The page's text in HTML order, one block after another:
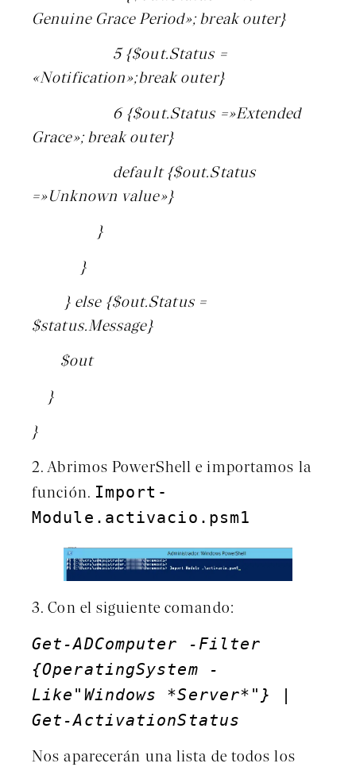
Genuine Grace Period»; break outer}
5 {$out.Status =
«Notification»;break outer}
6 {$out.Status =»Extended
Grace»; break outer}
default {$out.Status
=»Unknown value»}
}
}
} else {$out.Status =
$status.Message}
$out
}
}
2. Abrimos PowerShell e importamos la
función. Import-
Module.activacio.psm1
3. Con el siguiente comando:
Get-ADComputer -Filter
{OperatingSystem -
Like"Windows *Server*"} |
Get-ActivationStatus
Nos aparecerán una lista de todos los